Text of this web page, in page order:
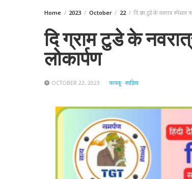
Home 2023 October 22 दि ग्राम टुडे के नवरात्र
दि ग्राम टुडे के
लोकार्पण
OCTOBER 22, 2023 फायकू साहित्य